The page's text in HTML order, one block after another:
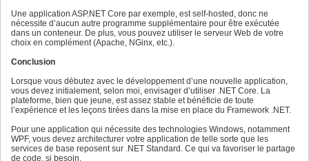
Une application ASP.NET Core par exemple, est self-hosted, donc ne
nécessite d’aucun autre programme supplémentaire pour être exécutée
dans un conteneur. De plus, vous pouvez utiliser le serveur Web de votre
choix en complément (Apache, NGinx, etc.).
Conclusion
Lorsque vous débutez avec le développement d’une nouvelle application,
vous devez initialement, selon moi, envisager d’utiliser .NET Core. La
plateforme, bien que jeune, est assez stable et bénéficie de toute
l’expérience et les leçons tirées dans la mise en place du Framework .NET.
Pour une application qui nécessite des technologies Windows, notamment
WPF, vous devez architecturer votre application de telle sorte que les
services de base reposent sur .NET Standard. Ce qui va favoriser le partage
de code, si besoin.